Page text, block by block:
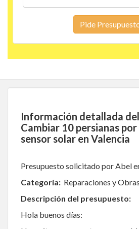
Pide
Información detallada
Cambiar 10 persianas
sensor solar en Valencia
Presupuesto solicitado por Abel
Categoría: Reparaciones y
Descripción del presupuesto:
Hola buenos días: